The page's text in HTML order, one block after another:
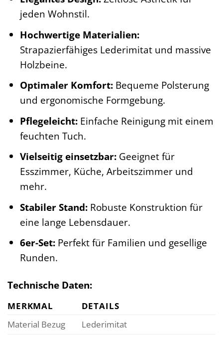
jeden Wohnstil.
Hochwertige Materialien:
Strapazierfähiges Lederimitat und massive
Holzbeine.
Optimaler Komfort:Bequeme Polsterung
und ergonomische Formgebung.
Pflegeleicht:Einfache Reinigung mit einem
feuchten Tuch.
Vielseitig einsetzbar:Geeignet für
Esszimmer, Küche, Arbeitszimmer und
mehr.
Stabiler Stand:Robuste Konstruktion für
eine lange Lebensdauer.
6er-Set:Perfekt für Familien und gesellige
Runden.
Technische Daten:
MERKMAL
DETAILS
Material Bezug
Lederimitat